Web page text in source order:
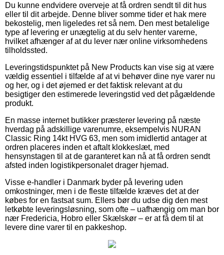
Du kunne endvidere overveje at få ordren sendt til dit hus
eller til dit arbejde. Denne bliver somme tider et hak mere
bekostelig, men ligeledes ret så nem. Den mest betalelige
type af levering er unægtelig at du selv henter varerne,
hvilket afhænger af at du lever nær online virksomhedens
tilholdssted.
Leveringstidspunktet på New Products kan vise sig at være
vældig essentiel i tilfælde af at vi behøver dine nye varer nu
og her, og i det øjemed er det faktisk relevant at du
besigtiger den estimerede leveringstid ved det pågældende
produkt.
En masse internet butikker præsterer levering på næste
hverdag på adskillige varenumre, eksempelvis NURAN
Classic Ring 14kt HVG 63, men som imidlertid antager at
ordren placeres inden et aftalt klokkeslæt, med
hensynstagen til at de garanteret kan nå at få ordren sendt
afsted inden logistikpersonalet drager hjemad.
Visse e-handler i Danmark byder på levering uden
omkostninger, men i de fleste tilfælde kræves det at der
købes for en fastsat sum. Ellers bør du udse dig den mest
letkøbte leveringsløsning, som ofte – uafhængig om man bor
nær Fredericia, Hobro eller Skælskør – er at få dem til at
levere dine varer til en pakkeshop.